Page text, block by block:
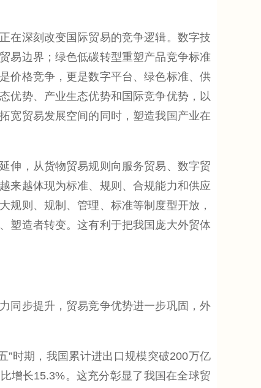
深刻改变国际贸易的竞争逻辑。数字技
易边界；绿色低碳转型重塑产品竞争标准
价格竞争，更是数字平台、绿色标准、供
优势、产业生态优势和国际竞争优势，以
宽贸易发展空间的同时，塑造我国产业在
，从货物贸易规则向服务贸易、数字贸
来越体现为标准、规则、合规能力和供应
规则、规制、管理、标准等制度型开放，
塑造者转变。这有利于把我国庞大外贸体
步提升，贸易竞争优势进一步巩固，外
时期，我国累计进出口规模突破200万亿
增长15.3%。这充分彰显了我国在全球贸